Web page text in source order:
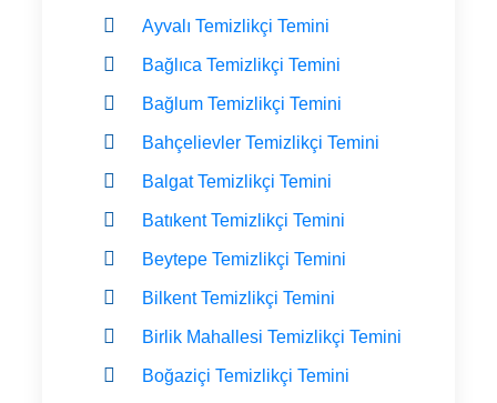
Ayvalı Temizlikçi Temini
Bağlıca Temizlikçi Temini
Bağlum Temizlikçi Temini
Bahçelievler Temizlikçi Temini
Balgat Temizlikçi Temini
Batıkent Temizlikçi Temini
Beytepe Temizlikçi Temini
Bilkent Temizlikçi Temini
Birlik Mahallesi Temizlikçi Temini
Boğaziçi Temizlikçi Temini